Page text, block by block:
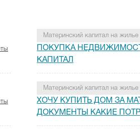
Материнский капитал на жилье
ПОКУПКА
КАПИТАЛ
Материнский капитал на жилье
ХОЧУ КУПИТЬ ДОМ ЗА
ДОКУМЕНТЫ КАКИЕ